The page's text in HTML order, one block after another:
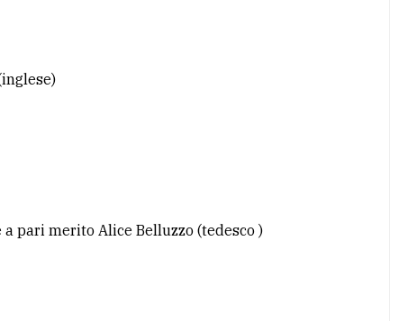
pari merito Alice Belluzzo (tedesco )